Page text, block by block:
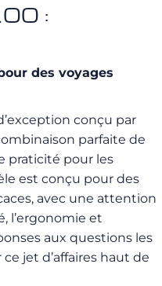
:
des voyages
conçu par
parfaite de
praticité pour les
est conçu pour des
avec une attention
l’ergonomie et
aux questions les
jet d’affaires haut de